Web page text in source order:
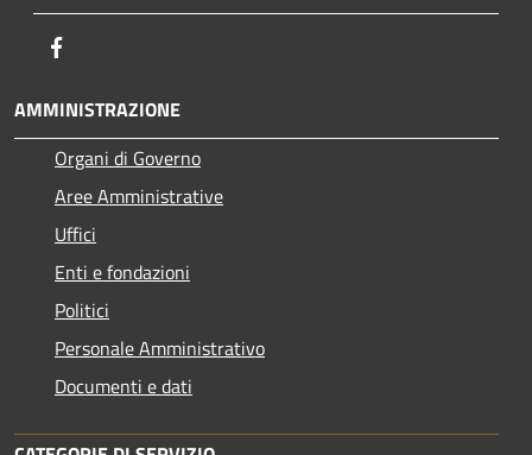
AMMINISTRAZIONE
Organi di Governo
Aree Amministrative
Uffici
Enti e fondazioni
Politici
Personale Amministrativo
Documenti e dati